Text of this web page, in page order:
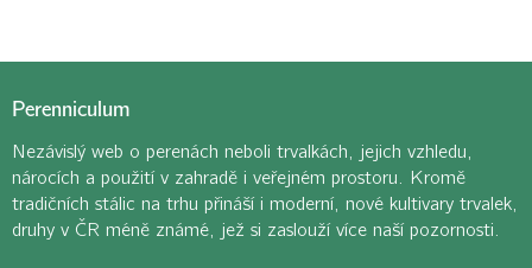
Perenniculum
Nezávislý web o perenách neboli trvalkách, jejich vzhledu,
nárocích a použití v zahradě i veřejném prostoru. Kromě
tradičních stálic na trhu přináší i moderní, nové kultivary trvalek,
druhy v ČR méně známé, jež si zaslouží více naší pozornosti.